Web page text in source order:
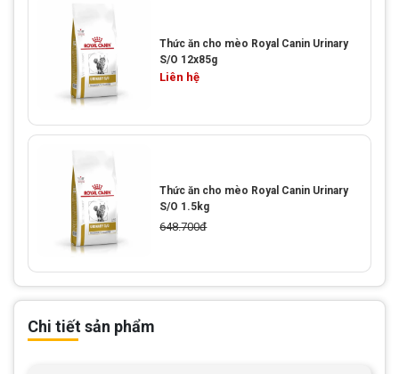
Chi tiết sản phẩm
Thức ăn cho mèo Royal Canin Urinary
S/O 12x85g
Liên hệ
Thức ăn cho mèo Royal Canin Urinary
S/O 1.5kg
648.700đ